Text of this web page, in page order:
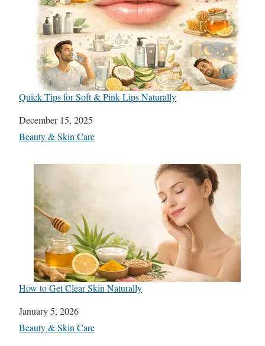
Quick Tips for Soft & Pink Lips Naturally
Date
December 15, 2025
In relation to
Beauty & Skin Care
How to Get Clear Skin Naturally
Date
January 5, 2026
In relation to
Beauty & Skin Care